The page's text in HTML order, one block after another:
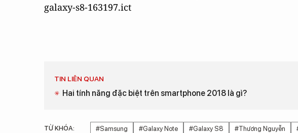
galaxy-s8-163197.ict
TIN LIÊN QUAN
Hai tính năng đặc biệt trên smartphone 2018 là gì?
TỪ KHÓA: #Samsung #Galaxy Note #Galaxy S8 #Thương Nguyễn